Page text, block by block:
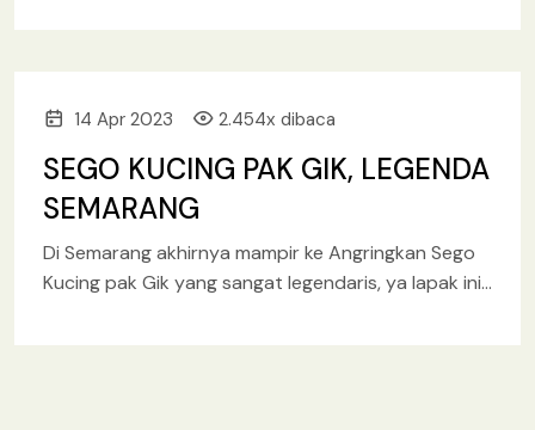
14 Apr 2023 2.454x dibaca
SEGO KUCING PAK GIK, LEGENDA
SEMARANG
Di Semarang akhirnya mampir ke Angringkan Sego
Kucing pak Gik yang sangat legendaris, ya lapak ini